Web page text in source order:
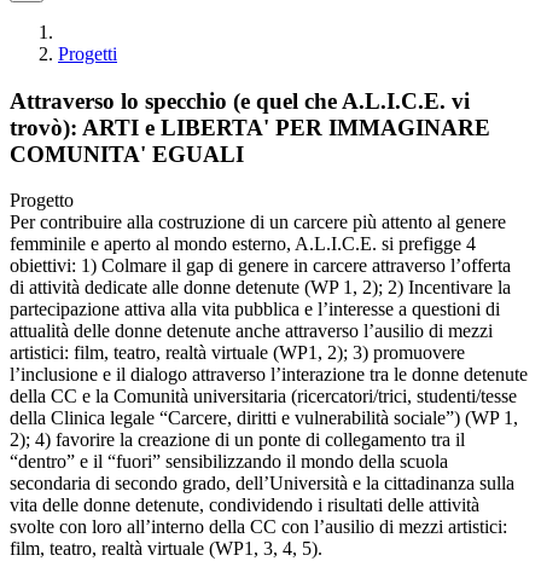
Progetti
Attraverso lo specchio (e quel che A.L.I.C.E. vi
trovò): ARTI e LIBERTA' PER IMMAGINARE
COMUNITA' EGUALI
Progetto
Per contribuire alla costruzione di un carcere più attento al genere
femminile e aperto al mondo esterno, A.L.I.C.E. si prefigge 4
obiettivi: 1) Colmare il gap di genere in carcere attraverso l’offerta
di attività dedicate alle donne detenute (WP 1, 2); 2) Incentivare la
partecipazione attiva alla vita pubblica e l’interesse a questioni di
attualità delle donne detenute anche attraverso l’ausilio di mezzi
artistici: film, teatro, realtà virtuale (WP1, 2); 3) promuovere
l’inclusione e il dialogo attraverso l’interazione tra le donne detenute
della CC e la Comunità universitaria (ricercatori/trici, studenti/tesse
della Clinica legale “Carcere, diritti e vulnerabilità sociale”) (WP 1,
2); 4) favorire la creazione di un ponte di collegamento tra il
“dentro” e il “fuori” sensibilizzando il mondo della scuola
secondaria di secondo grado, dell’Università e la cittadinanza sulla
vita delle donne detenute, condividendo i risultati delle attività
svolte con loro all’interno della CC con l’ausilio di mezzi artistici:
film, teatro, realtà virtuale (WP1, 3, 4, 5).